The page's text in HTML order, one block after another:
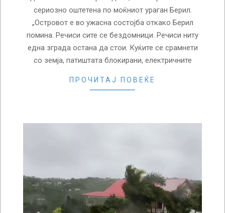
сериозно оштетена по моќниот ураган Берил.
„Островот е во ужасна состојба откако Берил
помина. Речиси сите се бездомници. Речиси ниту
една зграда остана да стои. Куќите се срамнети
со земја, патиштата блокирани, електричните
ПРОЧИТАЈ ПОВЕЌЕ